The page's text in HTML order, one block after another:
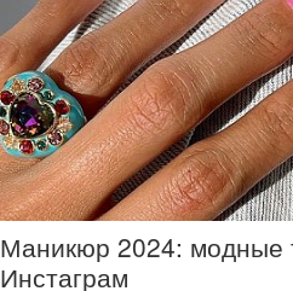
Маникюр 2024: модные
Инстаграм